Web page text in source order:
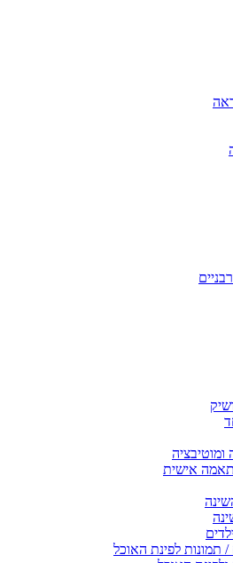
אישית
תמונות לפינת האוכל